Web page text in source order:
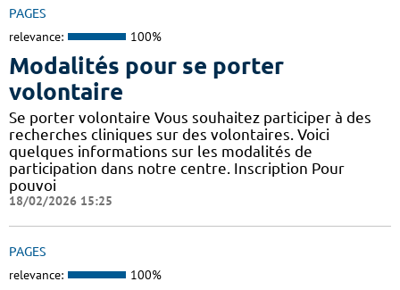
PAGES
relevance: 100%
Modalités pour se porter
volontaire
Se porter volontaire Vous souhaitez participer à des
recherches cliniques sur des volontaires. Voici
quelques informations sur les modalités de
participation dans notre centre. Inscription Pour
pouvoi
18/02/2026 15:25
PAGES
relevance: 100%